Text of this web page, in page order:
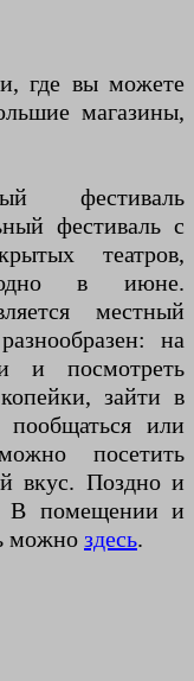
где вы можете
магазины,
фестиваль
фестиваль с
театров,
в июне.
местный
на
и посмотреть
зайти в
или
посетить
вкус. Поздно и
В помещении и
можно здесь.